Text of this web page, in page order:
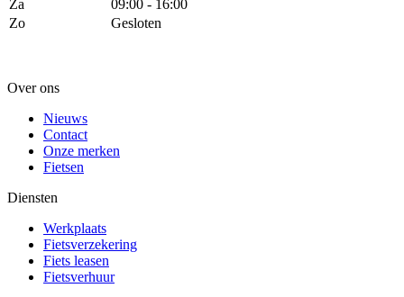
Za
09:00 - 16:00
Zo
Gesloten
Over ons
Nieuws
Contact
Onze merken
Fietsen
Diensten
Werkplaats
Fietsverzekering
Fiets leasen
Fietsverhuur